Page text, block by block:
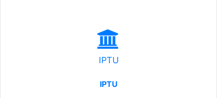
IPTU
IPTU